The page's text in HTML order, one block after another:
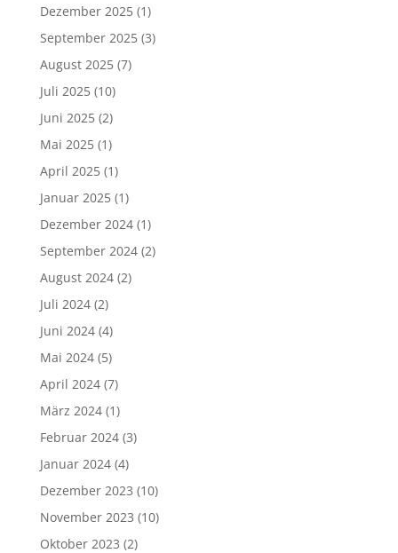
Dezember 2025(1)
September 2025(3)
August 2025(7)
Juli 2025(10)
Juni 2025(2)
Mai 2025(1)
April 2025(1)
Januar 2025(1)
Dezember 2024(1)
September 2024(2)
August 2024(2)
Juli 2024(2)
Juni 2024(4)
Mai 2024(5)
April 2024(7)
März 2024(1)
Februar 2024(3)
Januar 2024(4)
Dezember 2023 (10)
November 2023 (10)
Oktober 2023 (2)